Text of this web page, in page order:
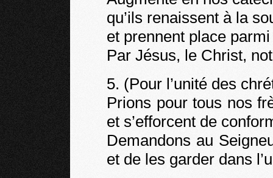
qu’ils renaissent à la
et prennent place
Par Jésus, le Christ,
5. (Pour l’unité des
Prions pour tous nos
et s’efforcent de
Demandons au
et de les garder dans